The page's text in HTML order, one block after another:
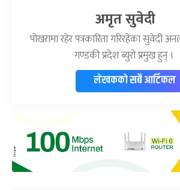
अमृत सुवेदी
पोखरामा रहेर पत्रकारिता गरिरहेका सुवेदी
गण्डकी प्रदेश ब्युरो प्रमुख हुन् ।
लेखकको सबै आर्टिकल